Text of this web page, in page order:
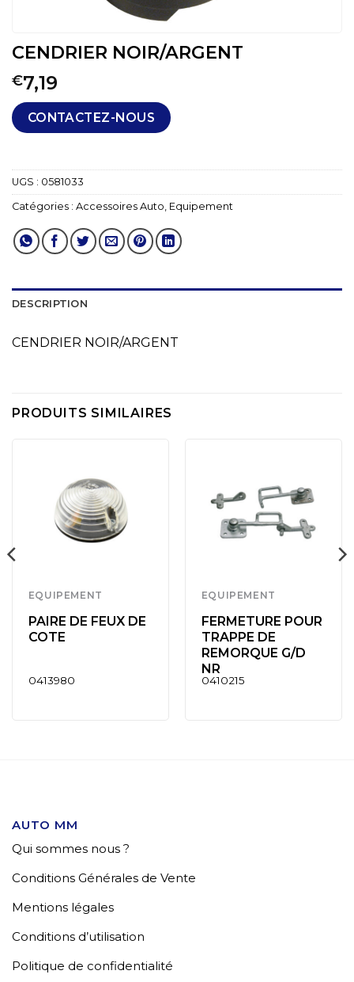
CENDRIER NOIR/ARGENT
€7,19
CONTACTEZ-NOUS
UGS : 0581033
Catégories : Accessoires Auto Equipement
DESCRIPTION
CENDRIER NOIR/ARGENT
PRODUITS SIMILAIRES
EQUIPEMENT
PAIRE DE FEUX DE
COTE
0413980
EQUIPEMENT
FERMETURE POUR
TRAPPE DE
REMORQUE G/D
NR
0410215
AUTO MM
Qui sommes nous ?
Conditions Générales de Vente
Mentions légales
Conditions d’utilisation
Politique de confidentialité